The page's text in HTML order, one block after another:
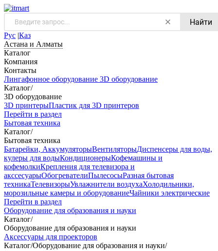
Найти
Рус |Қаз
Астана и Алматы
Каталог
Компания
Контакты
Лингафонное оборудование 3D оборудование
Каталог/
3D оборудование
3D принтерыПластик для 3D принтеров
Перейти в раздел
Бытовая техника
Каталог/
Бытовая техника
Батарейки, АккумуляторыВентиляторыДиспенсеры для воды,
кулеры для водыКондиционерыКофемашины и
кофемолкиКрепления для телевизора и
акссесуарыОбогревателиПылесосыРазная бытовая
техникаТелевизорыУвлажнители воздухаХолодильники,
морозильные камеры и оборудованиеЧайники электрические
Перейти в раздел
Оборудование для образования и науки
Каталог/
Оборудование для образования и науки
Аксессуары для проекторов
Каталог/Оборудование для образования и науки/